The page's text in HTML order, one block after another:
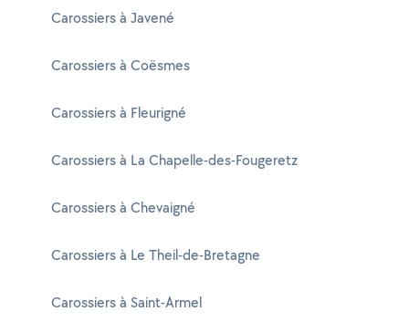
Carossiers à Javené
Carossiers à Coësmes
Carossiers à Fleurigné
Carossiers à La Chapelle-des-Fougeretz
Carossiers à Chevaigné
Carossiers à Le Theil-de-Bretagne
Carossiers à Saint-Armel